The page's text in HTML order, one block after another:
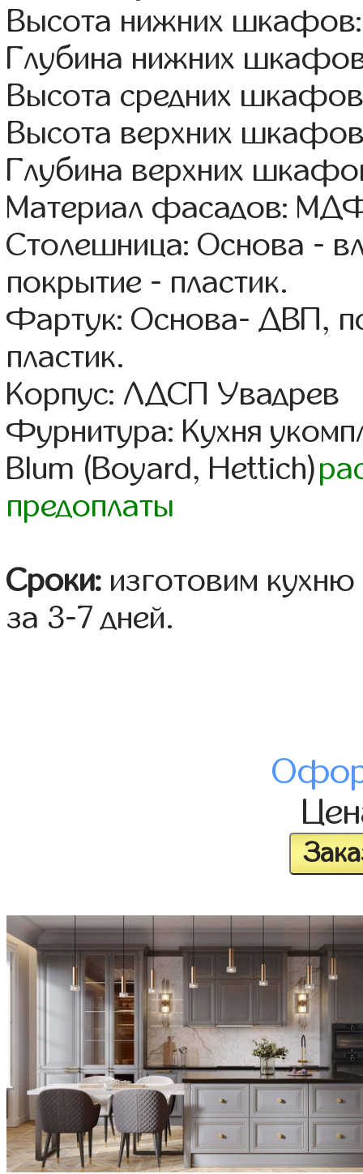
Высота нижних
Глубина нижних
Высота средних
Высота верхних
Глубина верхних
Материал фасадов:
Столешница: Основа -
покрытие - пластик.
Фартук: Основа- ДВП,
пластик.
Корпус: ЛДСП Увадрев
Фурнитура: Кухня
Blum (Boyard, Hettich)
предоплаты
Сроки: изготовим
за 3-7 дней.